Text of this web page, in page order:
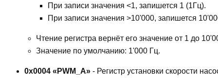
При записи значения <1, запишется 1 (1Гц).
При записи значения >10'000, запишется
Чтение регистра вернёт его значение от 1 до
Значение по умолчанию: 1'000 Гц.
0x0004 «PWM_A» - Регистр установки скорости